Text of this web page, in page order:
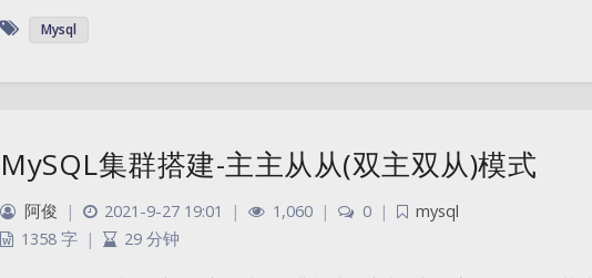
Mysql
MySQL集群搭建-主主从从(双主双从)模式
阿俊 | 2021-9-27 19:01 | 1,060 | 0 |
mysql
1358 字 | 29 分钟